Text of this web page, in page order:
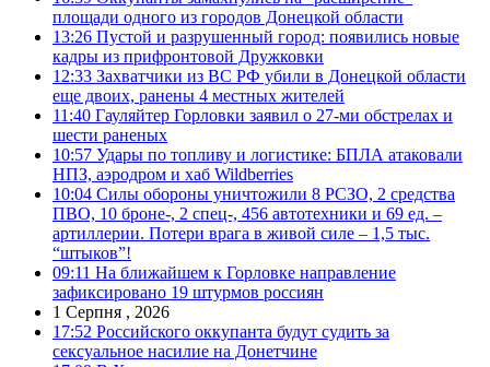
площади одного из городов Донецкой области
13:26 Пустой и разрушенный город: появились новые
кадры из прифронтовой Дружковки
12:33 Захватчики из ВС РФ убили в Донецкой области
еще двоих, ранены 4 местных жителей
11:40 Гауляйтер Горловки заявил о 27-ми обстрелах и
шести раненых
10:57 Удары по топливу и логистике: БПЛА атаковали
НПЗ, аэродром и хаб Wildberries
10:04 Силы обороны уничтожили 8 РСЗО, 2 средства
ПВО, 10 броне-, 2 спец-, 456 автотехники и 69 ед. –
артиллерии. Потери врага в живой силе – 1,5 тыс.
“штыков”!
09:11 На ближайшем к Горловке направление
зафиксировано 19 штурмов россиян
1 Серпня , 2026
17:52 Российского оккупанта будут судить за
сексуальное насилие на Донетчине